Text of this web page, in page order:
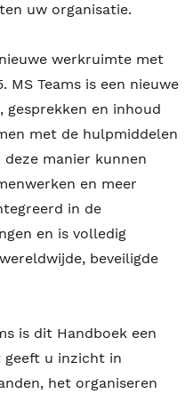
uw organisatie.
werkruimte met
Teams is een nieuwe
gesprekken en inhoud
met de hulpmiddelen
deze manier kunnen
en meer
in de
en is volledig
beveiligde
is dit Handboek een
u inzicht in
het organiseren